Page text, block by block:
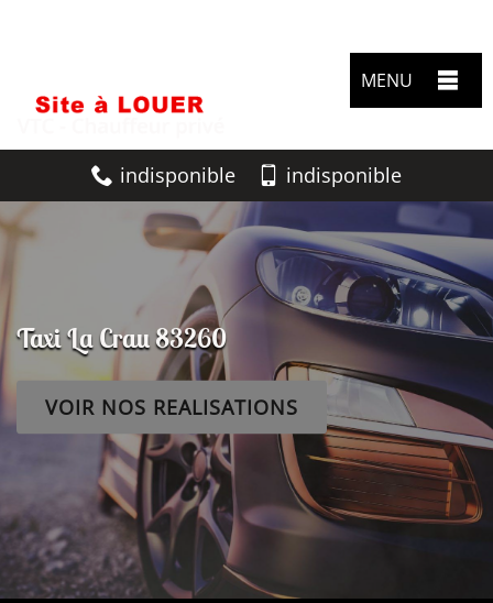
MENU
indisponible indisponible
Taxi La Crau 83260
VOIR NOS REALISATIONS